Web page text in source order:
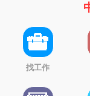
找工作